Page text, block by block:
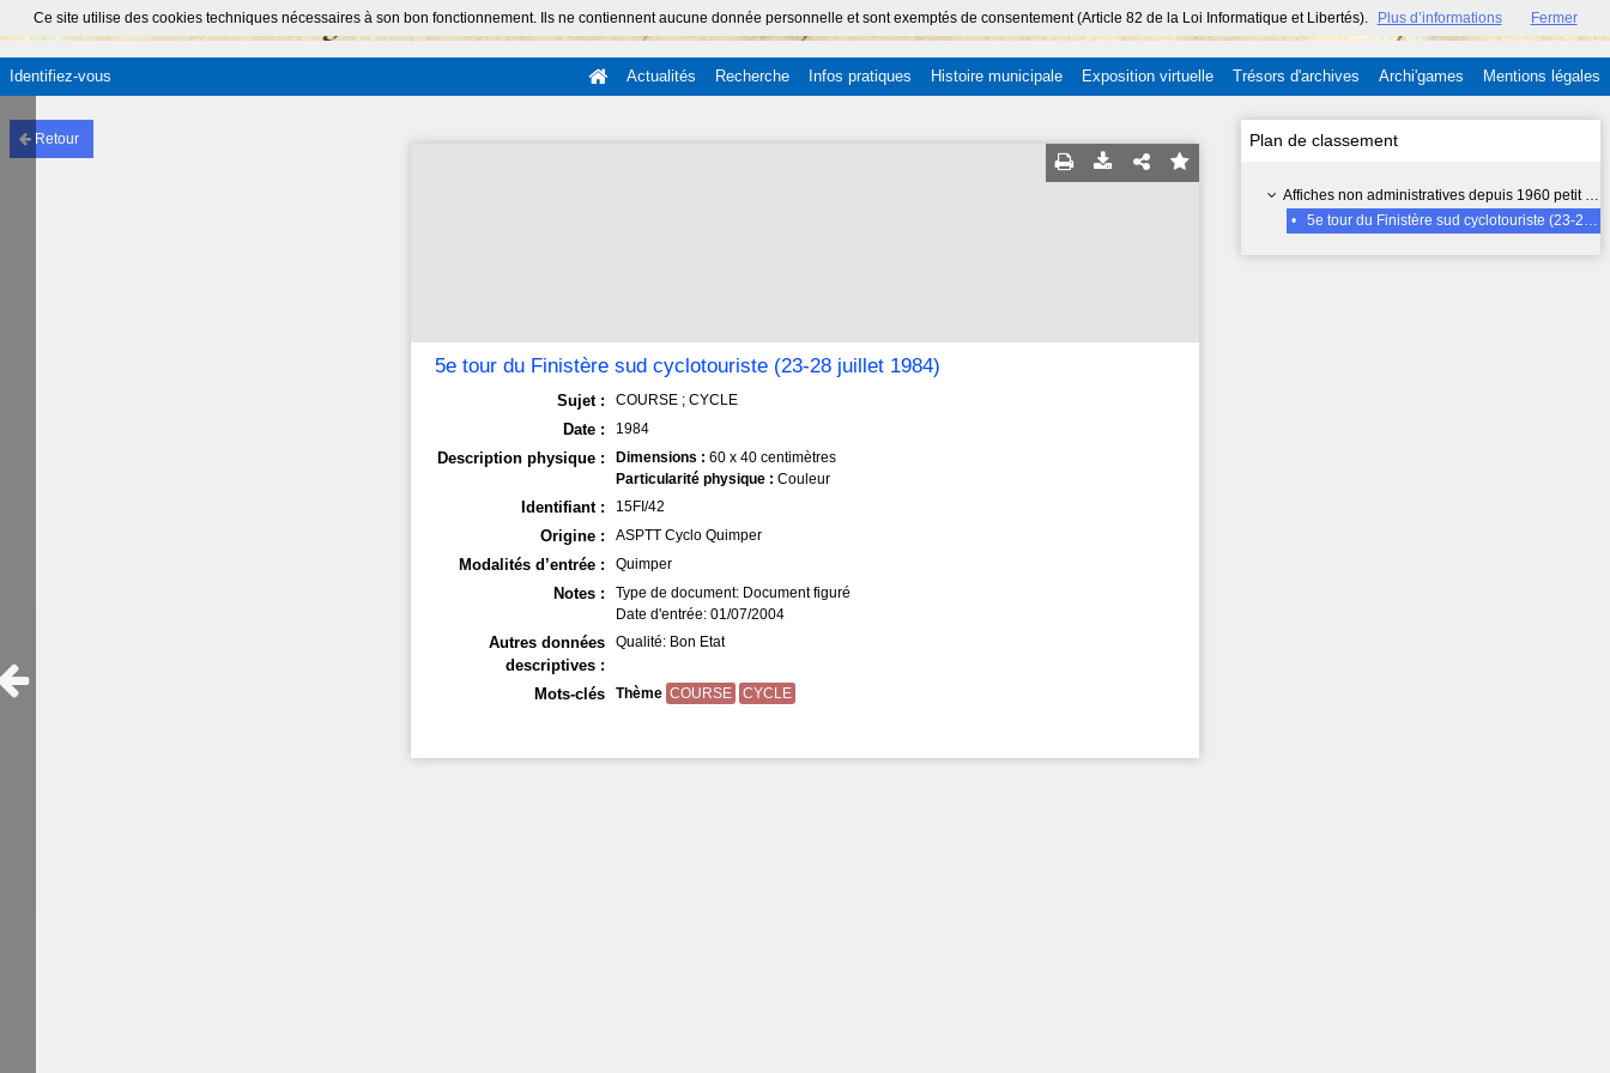
Ce site utilise des cookies techniques nécessaires à son bon fonctionnement. Ils ne contiennent aucune donnée personnelle et sont exemptés de consentement (Article 82 de la Loi Informatique et Libertés). Plus d’informations Fermer
Identifiez-vous Actualités Recherche Infos pratiques Histoire municipale Exposition virtuelle Trésors d'archives Archi'games Mentions légales
Retour Plan de classement
Affiches non administratives depuis 1960 petit format (inf. 70x50 cm) - 15 FI
•
5e tour du Finistère sud cyclotouriste (23-28 juillet 1984)
5e tour du Finistère sud cyclotouriste (23-28 juillet 1984)
Sujet : COURSE ; CYCLE
Date : 1984
Description physique : Dimensions :60 x 40 centimètres
Particularité physique :Couleur
Identifiant : 15FI/42
Origine : ASPTT Cyclo Quimper
Modalités d’entrée : Quimper
Notes :
Type de document: Document figuré
Date d'entrée: 01/07/2004
Autres données
descriptives :
Qualité: Bon Etat
Mots-clés Thème COURSE CYCLE